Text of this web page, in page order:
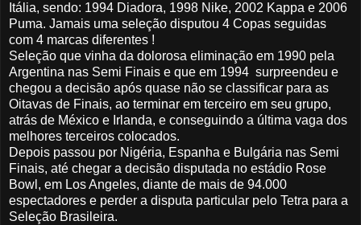
Itália, sendo: 1994 Diadora, 1998 Nike, 2002 Kappa e 2006
Puma. Jamais uma seleção disputou 4 Copas seguidas
com 4 marcas diferentes !
Seleção que vinha da dolorosa eliminação em 1990 pela
Argentina nas Semi Finais e que em 1994 surpreendeu e
chegou a decisão após quase não se classificar para as
Oitavas de Finais, ao terminar em terceiro em seu grupo,
atrás de México e Irlanda, e conseguindo a última vaga dos
melhores terceiros colocados.
Depois passou por Nigéria, Espanha e Bulgária nas Semi
Finais, até chegar a decisão disputada no estádio Rose
Bowl, em Los Angeles, diante de mais de 94.000
espectadores e perder a disputa particular pelo Tetra para a
Seleção Brasileira.